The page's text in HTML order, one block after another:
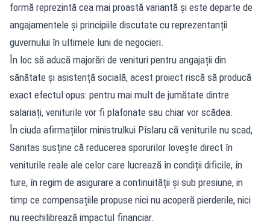
formă reprezintă cea mai proastă variantă și este departe de
angajamentele și principiile discutate cu reprezentanții
guvernului în ultimele luni de negocieri.
În loc să aducă majorări de venituri pentru angajații din
sănătate și asistență socială, acest proiect riscă să producă
exact efectul opus: pentru mai mult de jumătate dintre
salariați, veniturile vor fi plafonate sau chiar vor scădea.
În ciuda afirmațiilor ministrulkui Pîslaru că veniturile nu scad,
Sanitas susține că reducerea sporurilor lovește direct în
veniturile reale ale celor care lucrează în condiții dificile, în
ture, în regim de asigurare a continuității și sub presiune, in
timp ce compensațiile propuse nici nu acoperă pierderile, nici
nu reechilibrează impactul financiar.